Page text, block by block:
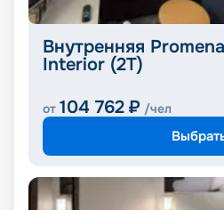
Внутренняя
Interior (2T)
от 104 762 ₽ /чел